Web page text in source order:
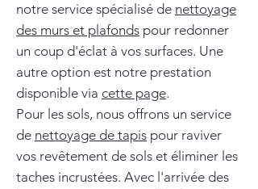
notre service spécialisé de nettoyage
des murs et plafonds pour redonner
un coup d'éclat à vos surfaces. Une
autre option est notre prestation
disponible via cette page.
Pour les sols, nous offrons un service
de nettoyage de tapis pour raviver
vos revêtement de sols et éliminer les
taches incrustées. Avec l'arrivée des